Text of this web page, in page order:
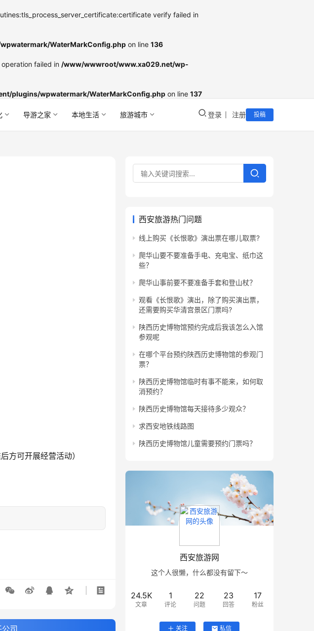
verify failed in
WaterMarkConfig.php on line 136
failed in /www/wwwroot/www.xa029.net/wp-
plugins/wpwatermark/WaterMarkConfig.php on line 137
导游之家 本地生活 旅游城市 登录 注册 投稿
方可开展经营活动）
司
西安旅游热门问题
线上购买《长恨歌》演出票在哪儿取票?
爬华山要不要准备手电、充电宝、纸巾这
些？
爬华山事前要不要准备手套和登山杖？
观看《长恨歌》演出，除了购买演出票，
还需要购买华清宫景区门票吗?
陕西历史博物馆预约完成后我该怎么入馆
参观呢
在哪个平台预约陕西历史博物馆的参观门
票？
陕西历史博物馆临时有事不能来，如何取
消预约？
陕西历史博物馆每天接待多少观众？
求西安地铁线路图
陕西历史博物馆儿童需要预约门票吗？
西安旅游网
这个人很懒，什么都没有留下～
24.5K
文章
1
评论
22
问题
23
回答
17
粉丝
关注 私信